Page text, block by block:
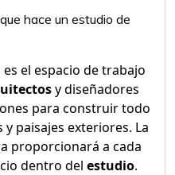
hace un estudio de
es el espacio de trabajo
y diseñadores
para construir todo
paisajes exteriores. La
proporcionará a cada
dentro del estudio.